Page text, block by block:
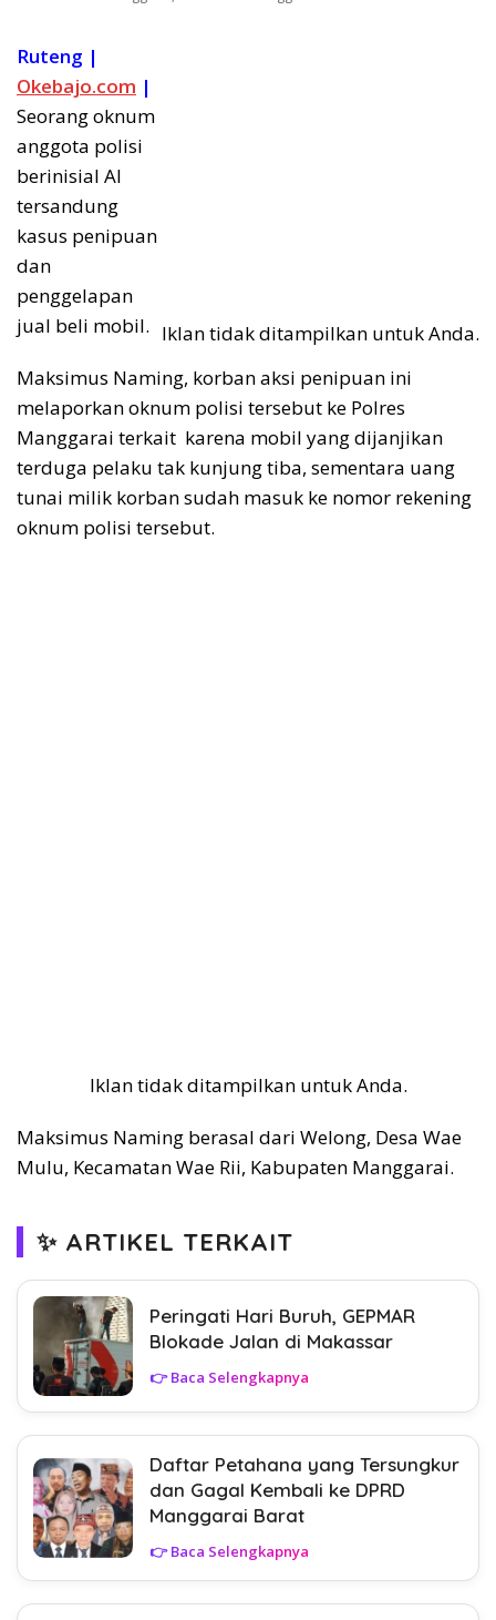
Iklan tidak ditampilkan untuk Anda.
Ruteng |
Okebajo.com |
Seorang oknum
anggota polisi
berinisial AI
tersandung
kasus penipuan
dan
penggelapan
jual beli mobil.
Maksimus Naming, korban aksi penipuan ini
melaporkan oknum polisi tersebut ke Polres
Manggarai terkait karena mobil yang dijanjikan
terduga pelaku tak kunjung tiba, sementara uang
tunai milik korban sudah masuk ke nomor rekening
oknum polisi tersebut.
Iklan tidak ditampilkan untuk Anda.
Maksimus Naming berasal dari Welong, Desa Wae
Mulu, Kecamatan Wae Rii, Kabupaten Manggarai.
✨ ARTIKEL TERKAIT
Peringati Hari Buruh, GEPMAR
Blokade Jalan di Makassar
👉 Baca Selengkapnya
Daftar Petahana yang Tersungkur
dan Gagal Kembali ke DPRD
Manggarai Barat
👉 Baca Selengkapnya